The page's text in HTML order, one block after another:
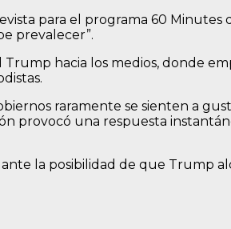
para el programa 60 Minutes
prevalecer”.
hacia los medios, donde
raramente se sienten a
provocó una respuesta
la posibilidad de que Trump